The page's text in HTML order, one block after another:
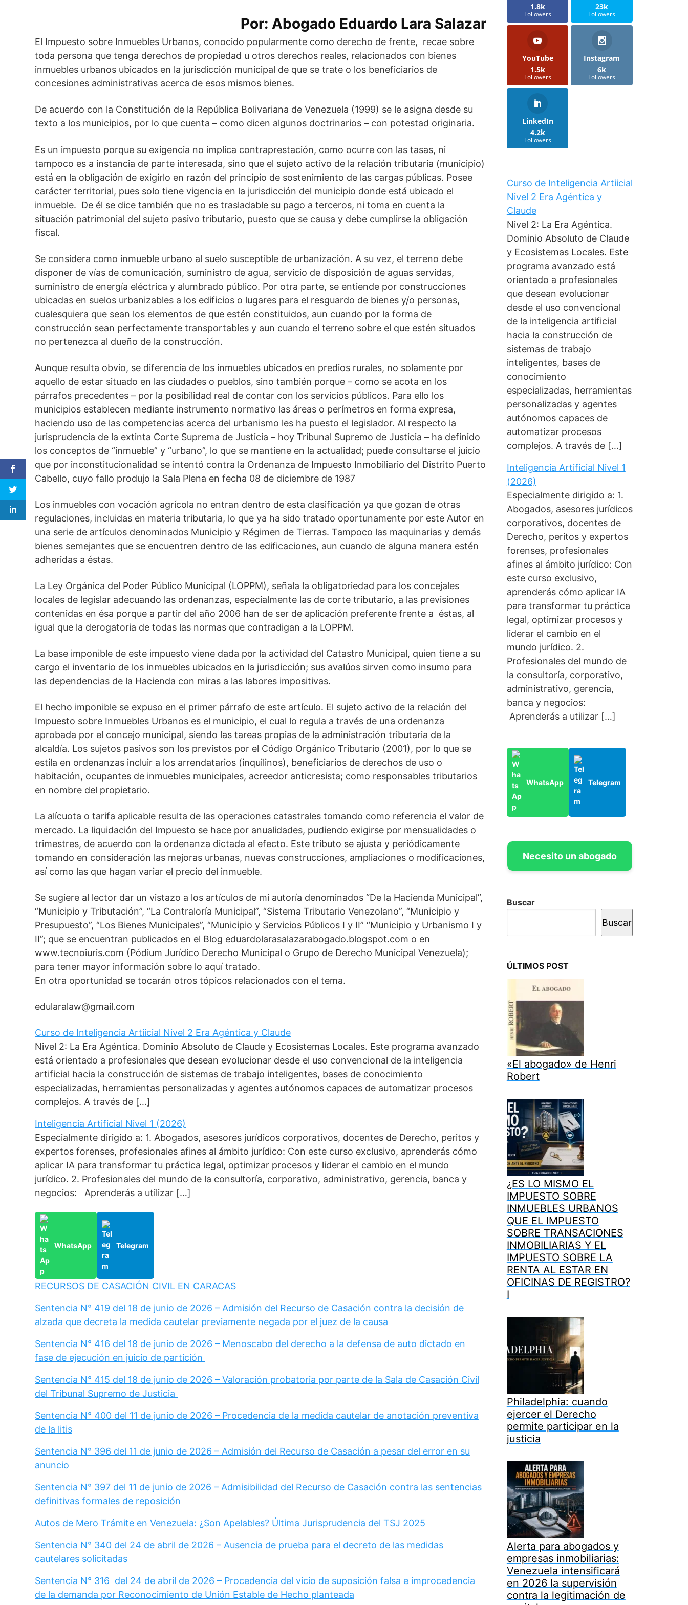
Por: Abogado Eduardo Lara Salazar
El Impuesto sobre Inmuebles Urbanos, conocido popularmente como derecho de frente, recae sobre
toda persona que tenga derechos de propiedad u otros derechos reales, relacionados con bienes
inmuebles urbanos ubicados en la jurisdicción municipal de que se trate o los beneficiarios de
concesiones administrativas acerca de esos mismos bienes.
De acuerdo con la Constitución de la República Bolivariana de Venezuela (1999) se le asigna desde su
texto a los municipios, por lo que cuenta – como dicen algunos doctrinarios – con potestad originaria.
Es un impuesto porque su exigencia no implica contraprestación, como ocurre con las tasas, ni
tampoco es a instancia de parte interesada, sino que el sujeto activo de la relación tributaria (municipio)
está en la obligación de exigirlo en razón del principio de sostenimiento de las cargas públicas. Posee
carácter territorial, pues solo tiene vigencia en la jurisdicción del municipio donde está ubicado el
inmueble. De él se dice también que no es trasladable su pago a terceros, ni toma en cuenta la
situación patrimonial del sujeto pasivo tributario, puesto que se causa y debe cumplirse la obligación
fiscal.
Se considera como inmueble urbano al suelo susceptible de urbanización. A su vez, el terreno debe
disponer de vías de comunicación, suministro de agua, servicio de disposición de aguas servidas,
suministro de energía eléctrica y alumbrado público. Por otra parte, se entiende por construcciones
ubicadas en suelos urbanizables a los edificios o lugares para el resguardo de bienes y/o personas,
cualesquiera que sean los elementos de que estén constituidos, aun cuando por la forma de
construcción sean perfectamente transportables y aun cuando el terreno sobre el que estén situados
no pertenezca al dueño de la construcción.
Aunque resulta obvio, se diferencia de los inmuebles ubicados en predios rurales, no solamente por
aquello de estar situado en las ciudades o pueblos, sino también porque – como se acota en los
párrafos precedentes – por la posibilidad real de contar con los servicios públicos. Para ello los
municipios establecen mediante instrumento normativo las áreas o perímetros en forma expresa,
haciendo uso de las competencias acerca del urbanismo les ha puesto el legislador. Al respecto la
jurisprudencia de la extinta Corte Suprema de Justicia – hoy Tribunal Supremo de Justicia – ha definido
los conceptos de “inmueble” y “urbano”, lo que se mantiene en la actualidad; puede consultarse el juicio
que por inconstitucionalidad se intentó contra la Ordenanza de Impuesto Inmobiliario del Distrito Puerto
Cabello, cuyo fallo produjo la Sala Plena en fecha 08 de diciembre de 1987
Los inmuebles con vocación agrícola no entran dentro de esta clasificación ya que gozan de otras
regulaciones, incluidas en materia tributaria, lo que ya ha sido tratado oportunamente por este Autor en
una serie de artículos denominados Municipio y Régimen de Tierras. Tampoco las maquinarias y demás
bienes semejantes que se encuentren dentro de las edificaciones, aun cuando de alguna manera estén
adheridas a éstas.
La Ley Orgánica del Poder Público Municipal (LOPPM), señala la obligatoriedad para los concejales
locales de legislar adecuando las ordenanzas, especialmente las de corte tributario, a las previsiones
contenidas en ésa porque a partir del año 2006 han de ser de aplicación preferente frente a éstas, al
igual que la derogatoria de todas las normas que contradigan a la LOPPM.
La base imponible de este impuesto viene dada por la actividad del Catastro Municipal, quien tiene a su
cargo el inventario de los inmuebles ubicados en la jurisdicción; sus avalúos sirven como insumo para
las dependencias de la Hacienda con miras a las labores impositivas.
El hecho imponible se expuso en el primer párrafo de este artículo. El sujeto activo de la relación del
Impuesto sobre Inmuebles Urbanos es el municipio, el cual lo regula a través de una ordenanza
aprobada por el concejo municipal, siendo las tareas propias de la administración tributaria de la
alcaldía. Los sujetos pasivos son los previstos por el Código Orgánico Tributario (2001), por lo que se
estila en ordenanzas incluir a los arrendatarios (inquilinos), beneficiarios de derechos de uso o
habitación, ocupantes de inmuebles municipales, acreedor anticresista; como responsables tributarios
en nombre del propietario.
La alícuota o tarifa aplicable resulta de las operaciones catastrales tomando como referencia el valor de
mercado. La liquidación del Impuesto se hace por anualidades, pudiendo exigirse por mensualidades o
trimestres, de acuerdo con la ordenanza dictada al efecto. Este tributo se ajusta y periódicamente
tomando en consideración las mejoras urbanas, nuevas construcciones, ampliaciones o modificaciones,
así como las que hagan variar el precio del inmueble.
Se sugiere al lector dar un vistazo a los artículos de mi autoría denominados “De la Hacienda Municipal”,
“Municipio y Tributación”, “La Contraloría Municipal”, “Sistema Tributario Venezolano”, “Municipio y
Presupuesto”, “Los Bienes Municipales”, “Municipio y Servicios Públicos I y II” “Municipio y Urbanismo I y
II”; que se encuentran publicados en el Blog eduardolarasalazarabogado.blogspot.com o en
www.tecnoiuris.com (Pódium Jurídico Derecho Municipal o Grupo de Derecho Municipal Venezuela);
para tener mayor información sobre lo aquí tratado.
En otra oportunidad se tocarán otros tópicos relacionados con el tema.
edularalaw@gmail.com
Curso de Inteligencia Artiicial Nivel 2 Era Agéntica y Claude
Nivel 2: La Era Agéntica. Dominio Absoluto de Claude y Ecosistemas Locales. Este programa avanzado
está orientado a profesionales que desean evolucionar desde el uso convencional de la inteligencia
artificial hacia la construcción de sistemas de trabajo inteligentes, bases de conocimiento
especializadas, herramientas personalizadas y agentes autónomos capaces de automatizar procesos
complejos. A través de […]
Inteligencia Artificial Nivel 1 (2026)
Especialmente dirigido a: 1. Abogados, asesores jurídicos corporativos, docentes de Derecho, peritos y
expertos forenses, profesionales afines al ámbito jurídico: Con este curso exclusivo, aprenderás cómo
aplicar IA para transformar tu práctica legal, optimizar procesos y liderar el cambio en el mundo
jurídico. 2. Profesionales del mundo de la consultoría, corporativo, administrativo, gerencia, banca y
negocios: Aprenderás a utilizar […]
WhatsApp Telegram
RECURSOS DE CASACIÓN CIVIL EN CARACAS
Sentencia N° 419 del 18 de junio de 2026 – Admisión del Recurso de Casación contra la decisión de
alzada que decreta la medida cautelar previamente negada por el juez de la causa
Sentencia N° 416 del 18 de junio de 2026 – Menoscabo del derecho a la defensa de auto dictado en
fase de ejecución en juicio de partición
Sentencia N° 415 del 18 de junio de 2026 – Valoración probatoria por parte de la Sala de Casación Civil
del Tribunal Supremo de Justicia
Sentencia N° 400 del 11 de junio de 2026 – Procedencia de la medida cautelar de anotación preventiva
de la litis
Sentencia N° 396 del 11 de junio de 2026 – Admisión del Recurso de Casación a pesar del error en su
anuncio
Sentencia N° 397 del 11 de junio de 2026 – Admisibilidad del Recurso de Casación contra las sentencias
definitivas formales de reposición
Autos de Mero Trámite en Venezuela: ¿Son Apelables? Última Jurisprudencia del TSJ 2025
Sentencia N° 340 del 24 de abril de 2026 – Ausencia de prueba para el decreto de las medidas
cautelares solicitadas
Sentencia N° 316 del 24 de abril de 2026 – Procedencia del vicio de suposición falsa e improcedencia
de la demanda por Reconocimiento de Unión Estable de Hecho planteada
1.8k
Followers
23k
Followers
YouTube
1.5k
Followers
Instagram
6k
Followers
LinkedIn
4.2k
Followers
Curso de Inteligencia Artiicial
Nivel 2 Era Agéntica y
Claude
Nivel 2: La Era Agéntica.
Dominio Absoluto de Claude
y Ecosistemas Locales. Este
programa avanzado está
orientado a profesionales
que desean evolucionar
desde el uso convencional
de la inteligencia artificial
hacia la construcción de
sistemas de trabajo
inteligentes, bases de
conocimiento
especializadas, herramientas
personalizadas y agentes
autónomos capaces de
automatizar procesos
complejos. A través de […]
Inteligencia Artificial Nivel 1
(2026)
Especialmente dirigido a: 1.
Abogados, asesores jurídicos
corporativos, docentes de
Derecho, peritos y expertos
forenses, profesionales
afines al ámbito jurídico: Con
este curso exclusivo,
aprenderás cómo aplicar IA
para transformar tu práctica
legal, optimizar procesos y
liderar el cambio en el
mundo jurídico. 2.
Profesionales del mundo de
la consultoría, corporativo,
administrativo, gerencia,
banca y negocios:
Aprenderás a utilizar […]
WhatsApp Telegram
Necesito un abogado
Buscar
Buscar
ÚLTIMOS POST
«El abogado» de Henri
Robert
¿ES LO MISMO EL
IMPUESTO SOBRE
INMUEBLES URBANOS
QUE EL IMPUESTO
SOBRE TRANSACIONES
INMOBILIARIAS Y EL
IMPUESTO SOBRE LA
RENTA AL ESTAR EN
OFICINAS DE REGISTRO?
I
Philadelphia: cuando
ejercer el Derecho
permite participar en la
justicia
Alerta para abogados y
empresas inmobiliarias:
Venezuela intensificará
en 2026 la supervisión
contra la legitimación de